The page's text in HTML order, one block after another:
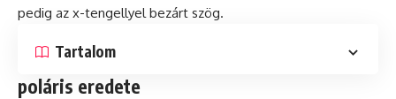
pedig az x-tengellyel bezárt szög.
Tartalom
poláris eredete